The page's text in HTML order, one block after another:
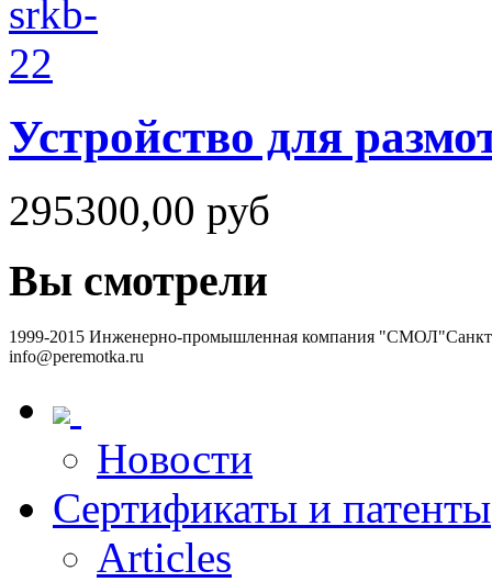
Устройство для
295300,00 руб
Вы смотрели
1999-2015 Инженерно-промышленная компания "СМОЛ"
info@peremotka.ru
Новости
Сертификаты и патенты
Articles